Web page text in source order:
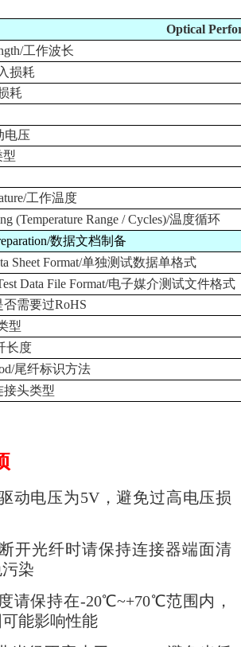
Optical
工作波长
损耗
耗
电压
型
工作温度
(Temperature Range / Cycles)/温度循环
数据文档制备
Sheet Format/单独测试数据单格式
Data File Format/电子媒介测试文件格式
否需要过RoHS
型
长度
尾纤标识方法
接头类型
动电压为5V，避免过高电压损
开光纤时请保持连接器端面清
染
请保持在-20℃~+70℃范围内，
能影响性能